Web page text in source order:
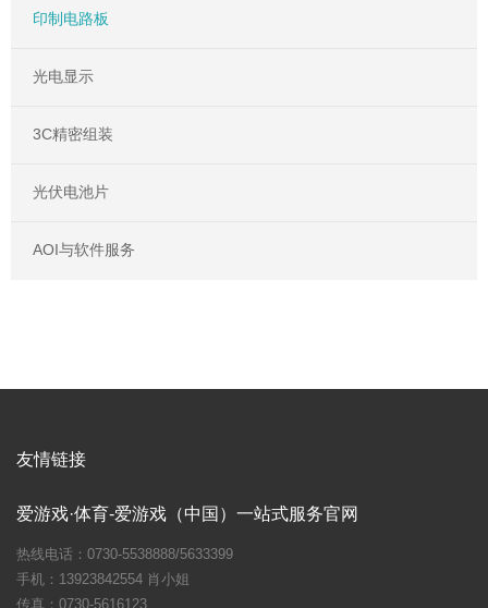
印制电路板
光电显示
3C精密组装
光伏电池片
AOI与软件服务
友情链接
爱游戏·体育-爱游戏（中国）一站式服务官网
热线电话：0730-5538888/5633399
手机：13923842554 肖小姐
传真：0730-5616123